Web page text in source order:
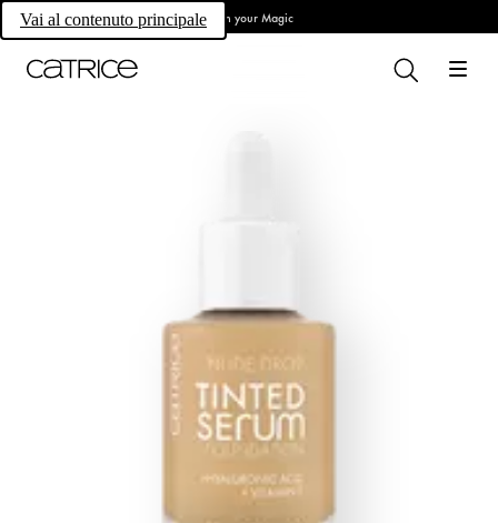
Vai al contenuto principaleOwn your Magic